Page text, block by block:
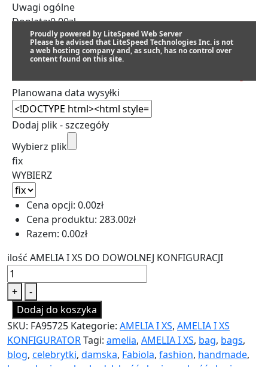
Uwagi ogólne
Dopłata:0.00zł
Proudly powered by LiteSpeed Web Server
Please be advised that LiteSpeed Technologies Inc. is not
a web hosting company and, as such, has no control over
content found on this site.
Planowana data wysyłki
Dodaj plik - szczegóły
Wybierz plik
fix
WYBIERZ
Cena opcji: 0.00zł
Cena produktu: 283.00zł
Razem: 0.00zł
ilość AMELIA I XS DO DOWOLNEJ KONFIGURACJI
+
-
Dodaj do koszyka
SKU: FA95725 Kategorie: AMELIA I XS, AMELIA I XS
KONFIGURATORTagi: amelia, AMELIA I XS, bag, bags,
blog, celebrytki, damska, Fabiola, fashion, handmade,